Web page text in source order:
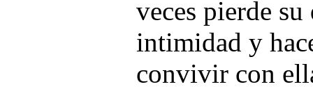
veces pierde
intimidad y
convivir con